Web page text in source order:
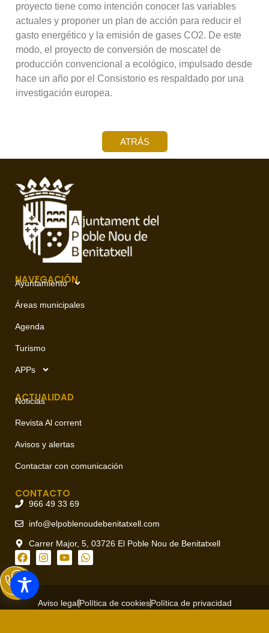
proyecto tiene como intención conocer las variables
actuales y proponer un plan de acción para reducir el
gasto energético y la emisión de gases CO2. De este
modo, el proyecto de conversión de moscatel de
producción convencional a ecológico, impulsado desde
hace un año por el Consistorio es respaldado por una
investigación europea.
ATRÁS
NAVEGACIÓN
Ayuntamiento
Áreas municipales
Agenda
Turismo
APPs
ACTUALIDAD
Noticias
Revista Al corrent
Avisos y alertas
Contactar con comunicación
CONTACTO
966 49 33 69
info@elpoblenoudebenitatxell.com
Carrer Major, 5, 03726 El Poble Nou de Benitatxell
Aviso legalPolítica de cookiesPolítica de privacidad